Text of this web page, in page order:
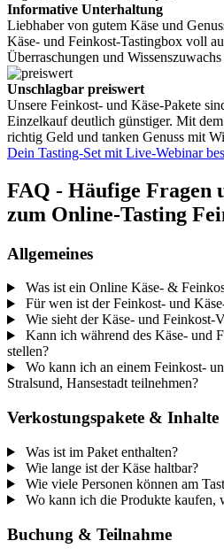
Informative Unterhaltung
Liebhaber von gutem Käse und
Käse- und Feinkost-Tastingbox voll
Überraschungen und
Unschlagbar preiswert
Unsere Feinkost- und Käse-Pakete
Einzelkauf deutlich günstiger. Mit
richtig Geld und tanken Genuss mit
Dein Tasting-Set mit Live-Webinar
FAQ - Häufige Fragen
zum Online-Tasting
Allgemeines
Was ist ein Online Käse- &
Für wen ist der Feinkost- und
Wie sieht der Käse- und Feinkost-
Kann ich während des Käse- und
stellen?
Wo kann ich an einem Feinkost-
Stralsund, Hansestadt teilnehmen?
Verkostungspakete & Inhalte
Was ist im Paket enthalten?
Wie lange ist der Käse haltbar?
Wie viele Personen können am
Wo kann ich die Produkte kaufen,
Buchung & Teilnahme